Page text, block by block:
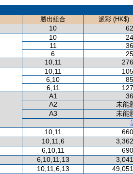
勝出組合
派彩 (HK$)
10
10
11
6
10,11
10,11
6,10
6,11
A1
A2
未能
A3
未能
10,11
10,11,6
6,10,11
6,10,11,13
10,11,6,13